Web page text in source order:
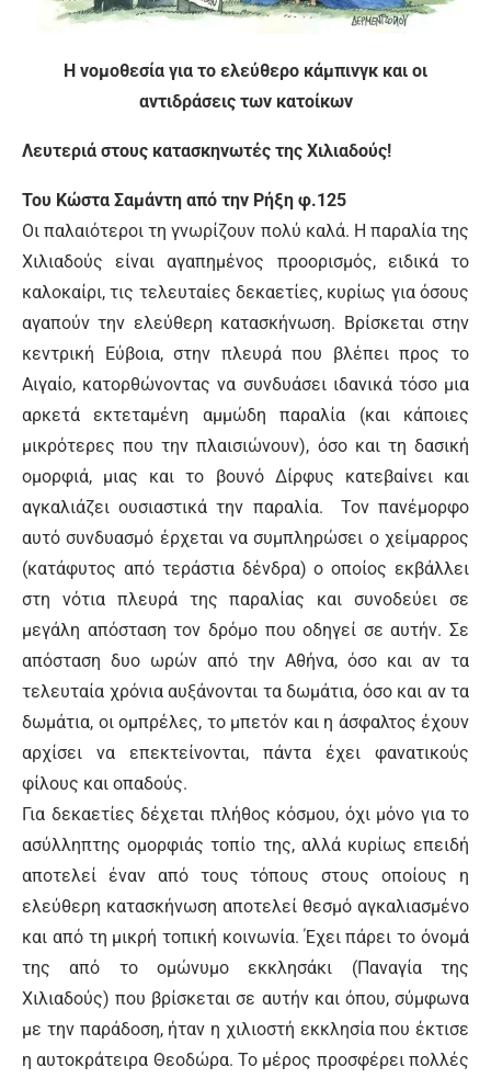
H νομοθεσία για το ελεύθερο κάμπινγκ και οι
αντιδράσεις των κατοίκων
Λευτεριά στους κατασκηνωτές της Χιλιαδούς!
Του Κώστα Σαμάντη από την Ρήξη φ.125
Οι παλαιότεροι τη γνωρίζουν πολύ καλά. Η παραλία της
Χιλιαδούς είναι αγαπημένος προορισμός, ειδικά το
καλοκαίρι, τις τελευταίες δεκαετίες, κυρίως για όσους
αγαπούν την ελεύθερη κατασκήνωση. Βρίσκεται στην
κεντρική Εύβοια, στην πλευρά που βλέπει προς το
Αιγαίο, κατορθώνοντας να συνδυάσει ιδανικά τόσο μια
αρκετά εκτεταμένη αμμώδη παραλία (και κάποιες
μικρότερες που την πλαισιώνουν), όσο και τη δασική
ομορφιά, μιας και το βουνό Δίρφυς κατεβαίνει και
αγκαλιάζει ουσιαστικά την παραλία. Τον πανέμορφο
αυτό συνδυασμό έρχεται να συμπληρώσει ο χείμαρρος
(κατάφυτος από τεράστια δένδρα) ο οποίος εκβάλλει
στη νότια πλευρά της παραλίας και συνοδεύει σε
μεγάλη απόσταση τον δρόμο που οδηγεί σε αυτήν. Σε
απόσταση δυο ωρών από την Αθήνα, όσο και αν τα
τελευταία χρόνια αυξάνονται τα δωμάτια, όσο και αν τα
δωμάτια, οι ομπρέλες, το μπετόν και η άσφαλτος έχουν
αρχίσει να επεκτείνονται, πάντα έχει φανατικούς
φίλους και οπαδούς.
Για δεκαετίες δέχεται πλήθος κόσμου, όχι μόνο για το
ασύλληπτης ομορφιάς τοπίο της, αλλά κυρίως επειδή
αποτελεί έναν από τους τόπους στους οποίους η
ελεύθερη κατασκήνωση αποτελεί θεσμό αγκαλιασμένο
και από τη μικρή τοπική κοινωνία. Έχει πάρει το όνομά
της από το ομώνυμο εκκλησάκι (Παναγία της
Χιλιαδούς) που βρίσκεται σε αυτήν και όπου, σύμφωνα
με την παράδοση, ήταν η χιλιοστή εκκλησία που έκτισε
η αυτοκράτειρα Θεοδώρα. Το μέρος προσφέρει πολλές